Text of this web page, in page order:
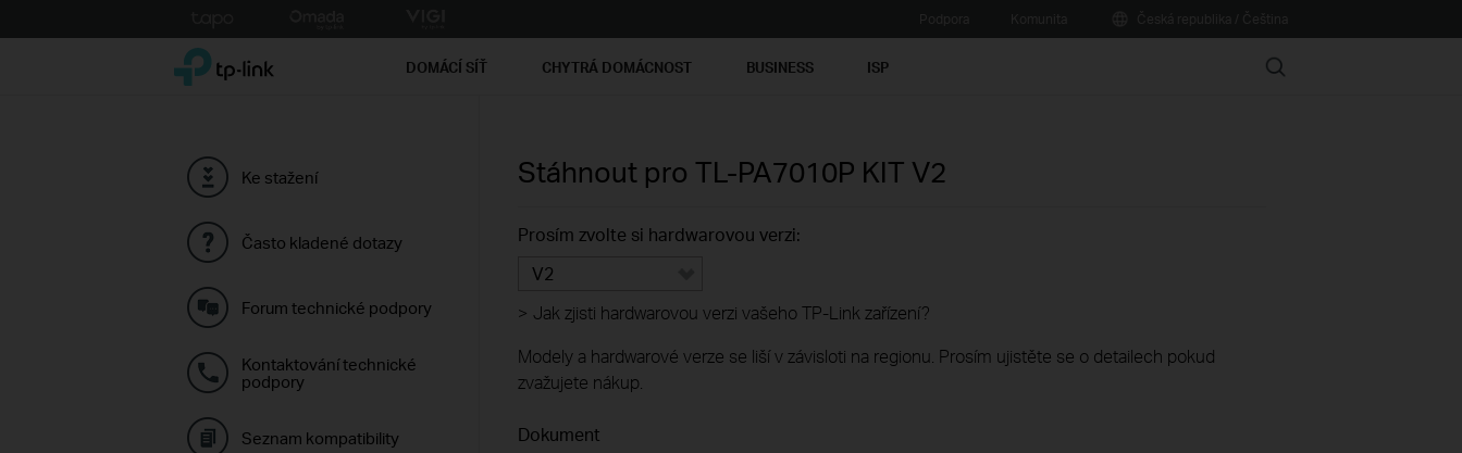
to
TP-Link, Reliably Smart DOMÁCÍ SÍŤ CHYTRÁ DOMÁCNOST BUSINESS ISP Search
Ke stažení
Často kladené dotazy
Forum technické podpory
Kontaktování technické
podpory
Seznam kompatibility
Stáhnout pro TL-PA7010P KIT V2
Prosím zvolte si hardwarovou verzi:
V2
> Jak zjisti hardwarovou verzi vašeho TP-Link zařízení?
Modely a hardwarové verze se liší v závisloti na regionu. Prosím ujistěte se o detailech pokud
zvažujete nákup.
Dokument